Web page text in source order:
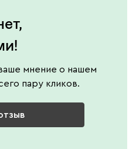
мнение о нашем
пару кликов.